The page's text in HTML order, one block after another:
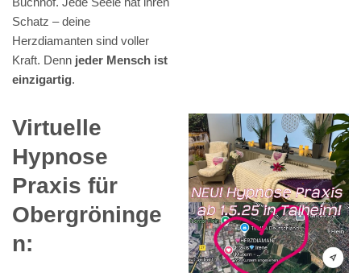
Schatz – deine
Herzdiamanten sind voller
Kraft. Denn jeder Mensch ist
einzigartig.
Virtuelle
Hypnose
Praxis für
Obergröninge
n: